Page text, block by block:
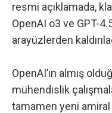
resmi açıklamada,
OpenAI o3 ve GPT-
arayüzlerden
OpenAI’ın almış
mühendislik
tamamen yeni